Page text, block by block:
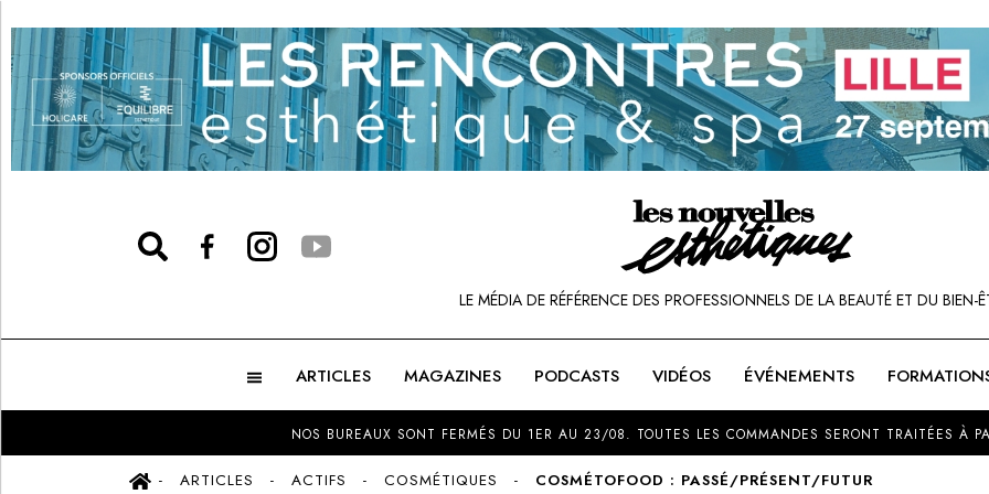
LE MÉDIA DE RÉFÉRENCE DES PROFESSIONNELS DE LA BEAUTÉ ET DU BIEN-
ARTICLES MAGAZINES PODCASTS VIDÉOS ÉVÉNEMENTS
NOS BUREAUX SONT FERMÉS DU 1ER AU 23/08. TOUTES LES COMMANDES SERONT TRAITÉES À
ARTICLES ACTIFS COSMÉTIQUES COSMÉTOFOOD : PASSÉ/PRÉSENT/FUTUR